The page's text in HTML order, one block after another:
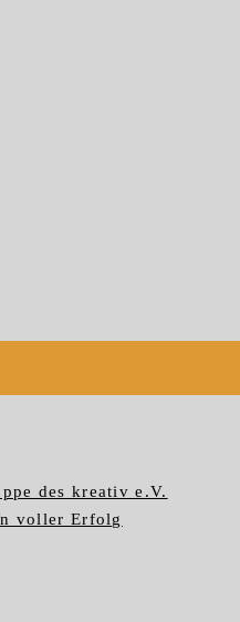
des kreativ e.V.
voller Erfolg